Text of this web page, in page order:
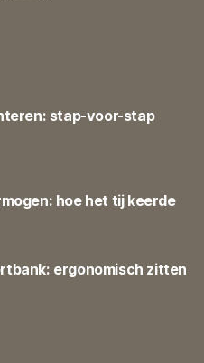
stap-voor-stap
hoe het tij keerde
ergonomisch zitten